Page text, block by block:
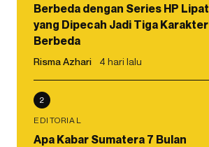
Berbeda dengan Series HP Lipat
yang Dipecah Jadi Tiga Karakter
Berbeda
Risma Azhari 4 hari lalu
2
EDITORIAL
Apa Kabar Sumatera 7 Bulan